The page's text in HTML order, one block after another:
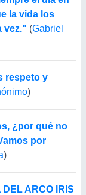
la vida los
vez." (Gabriel
respeto y
)
¿por qué no
por
)
ARCO IRIS